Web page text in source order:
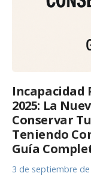
Incapacidad
2025: La
Conservar
Teniendo
Guía
3 de septiembre